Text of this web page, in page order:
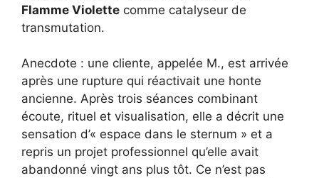
Flamme Violette comme catalyseur de
transmutation.
Anecdote : une cliente, appelée M., est arrivée
après une rupture qui réactivait une honte
ancienne. Après trois séances combinant
écoute, rituel et visualisation, elle a décrit une
sensation d’« espace dans le sternum » et a
repris un projet professionnel qu’elle avait
abandonné vingt ans plus tôt. Ce n’est pas